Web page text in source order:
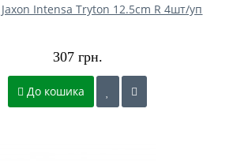
Intensa Tryton 12.5cm R 4шт/уп
307 грн.
До кошика